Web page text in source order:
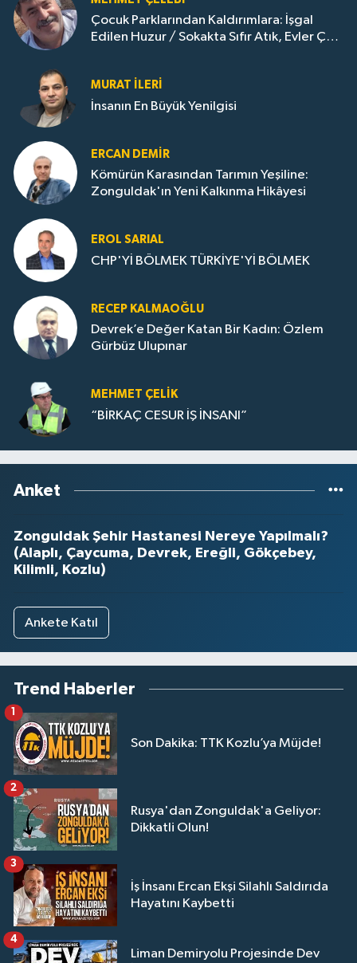
Çocuk Parklarından Kaldırımlara: İşgal
Edilen Huzur / Sokakta Sıfır Atık, Evler Çöp
MURAT İLERI
İnsanın En Büyük Yenilgisi
ERCAN DEMIR
Kömürün Karasından Tarımın Yeşiline:
Zonguldak'ın Yeni Kalkınma Hikâyesi
EROL SARIAL
CHP'Yİ BÖLMEK TÜRKİYE'Yİ BÖLMEK
RECEP KALMAOĞLU
Devrek’e Değer Katan Bir Kadın: Özlem
Gürbüz Ulupınar
MEHMET ÇELIK
“BİRKAÇ CESUR İŞ İNSANI”
Anket
Zonguldak Şehir Hastanesi Nereye Yapılmalı?
(Alaplı, Çaycuma, Devrek, Ereğli, Gökçebey,
Kilimli, Kozlu)
Ankete Katıl
Trend Haberler
Son Dakika: TTK Kozlu’ya Müjde!
1
Rusya'dan Zonguldak'a Geliyor:
Dikkatli Olun!
2
İş İnsanı Ercan Ekşi Silahlı Saldırıda
Hayatını Kaybetti
3
Liman Demiryolu Projesinde Dev
4